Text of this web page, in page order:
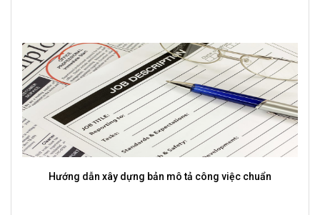
Hướng dẫn xây dựng bản mô tả công việc chuẩn